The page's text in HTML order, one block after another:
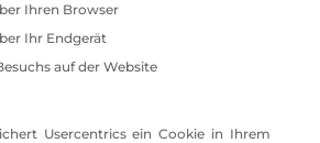
Ihren Browser
Ihr Endgerät
auf der Website
Usercentrics ein Cookie in Ihrem